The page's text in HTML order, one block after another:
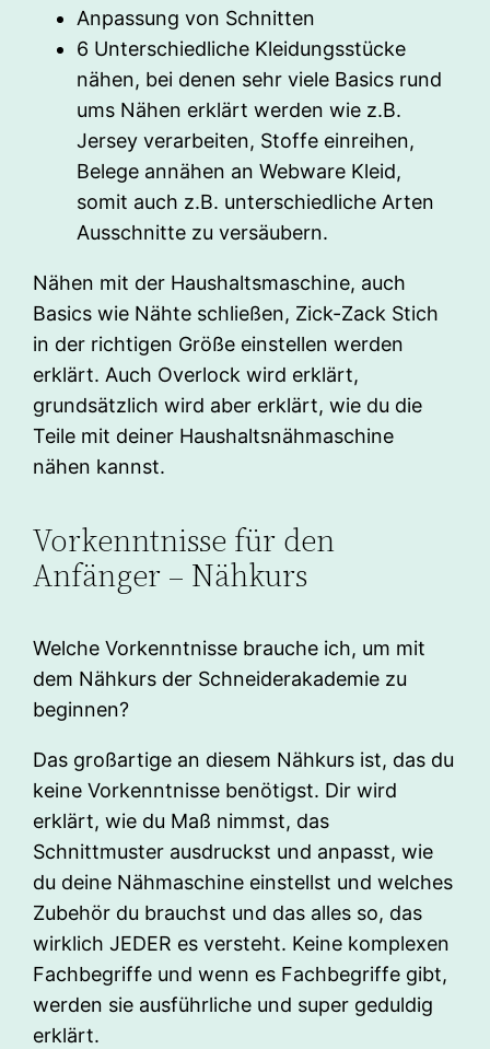
Anpassung von Schnitten
6 Unterschiedliche Kleidungsstücke
nähen, bei denen sehr viele Basics rund
ums Nähen erklärt werden wie z.B.
Jersey verarbeiten, Stoffe einreihen,
Belege annähen an Webware Kleid,
somit auch z.B. unterschiedliche Arten
Ausschnitte zu versäubern.
Nähen mit der Haushaltsmaschine, auch
Basics wie Nähte schließen, Zick-Zack Stich
in der richtigen Größe einstellen werden
erklärt. Auch Overlock wird erklärt,
grundsätzlich wird aber erklärt, wie du die
Teile mit deiner Haushaltsnähmaschine
nähen kannst.
Vorkenntnisse für den
Anfänger – Nähkurs
Welche Vorkenntnisse brauche ich, um mit
dem Nähkurs der Schneiderakademie zu
beginnen?
Das großartige an diesem Nähkurs ist, das du
keine Vorkenntnisse benötigst. Dir wird
erklärt, wie du Maß nimmst, das
Schnittmuster ausdruckst und anpasst, wie
du deine Nähmaschine einstellst und welches
Zubehör du brauchst und das alles so, das
wirklich JEDER es versteht. Keine komplexen
Fachbegriffe und wenn es Fachbegriffe gibt,
werden sie ausführliche und super geduldig
erklärt.